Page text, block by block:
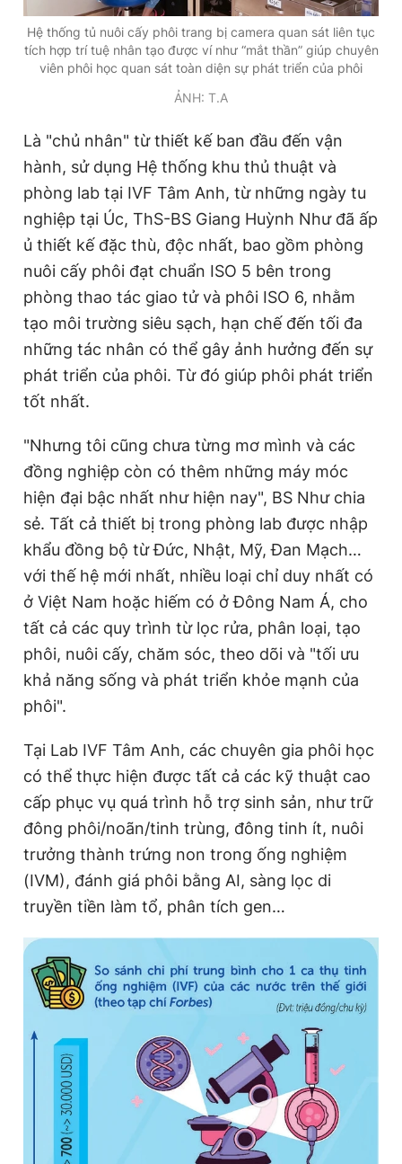
Hệ thống tủ nuôi cấy phôi trang bị camera quan sát liên tục
tích hợp trí tuệ nhân tạo được ví như “mắt thần” giúp chuyên
viên phôi học quan sát toàn diện sự phát triển của phôi
ẢNH: T.A
Là "chủ nhân" từ thiết kế ban đầu đến vận
hành, sử dụng Hệ thống khu thủ thuật và
phòng lab tại IVF Tâm Anh, từ những ngày tu
nghiệp tại Úc, ThS-BS Giang Huỳnh Như đã ấp
ủ thiết kế đặc thù, độc nhất, bao gồm phòng
nuôi cấy phôi đạt chuẩn ISO 5 bên trong
phòng thao tác giao tử và phôi ISO 6, nhằm
tạo môi trường siêu sạch, hạn chế đến tối đa
những tác nhân có thể gây ảnh hưởng đến sự
phát triển của phôi. Từ đó giúp phôi phát triển
tốt nhất.
"Nhưng tôi cũng chưa từng mơ mình và các
đồng nghiệp còn có thêm những máy móc
hiện đại bậc nhất như hiện nay", BS Như chia
sẻ. Tất cả thiết bị trong phòng lab được nhập
khẩu đồng bộ từ Đức, Nhật, Mỹ, Đan Mạch…
với thế hệ mới nhất, nhiều loại chỉ duy nhất có
ở Việt Nam hoặc hiếm có ở Đông Nam Á, cho
tất cả các quy trình từ lọc rửa, phân loại, tạo
phôi, nuôi cấy, chăm sóc, theo dõi và "tối ưu
khả năng sống và phát triển khỏe mạnh của
phôi".
Tại Lab IVF Tâm Anh, các chuyên gia phôi học
có thể thực hiện được tất cả các kỹ thuật cao
cấp phục vụ quá trình hỗ trợ sinh sản, như trữ
đông phôi/noãn/tinh trùng, đông tinh ít, nuôi
trưởng thành trứng non trong ống nghiệm
(IVM), đánh giá phôi bằng AI, sàng lọc di
truyền tiền làm tổ, phân tích gen…